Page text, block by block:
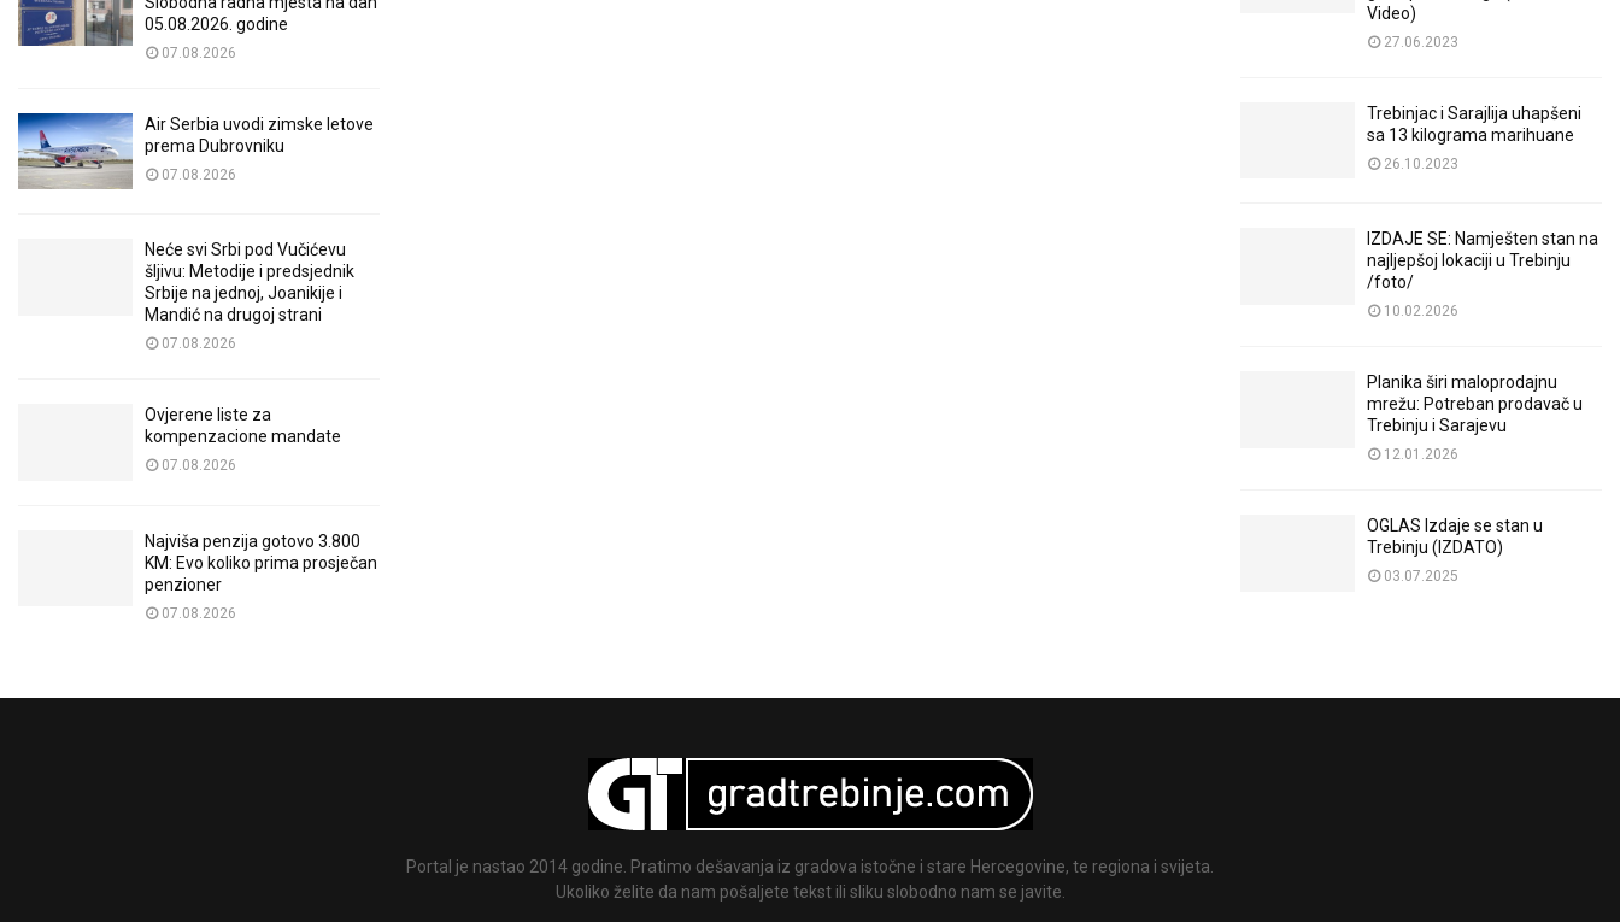
05.08.2026. godine
07.08.2026
Air Serbia uvodi zimske letove
prema Dubrovniku
07.08.2026
Neće svi Srbi pod Vučićevu
šljivu: Metodije i predsjednik
Srbije na jednoj, Joanikije i
Mandić na drugoj strani
07.08.2026
Ovjerene liste za
kompenzacione mandate
07.08.2026
Najviša penzija gotovo 3.800
KM: Evo koliko prima prosječan
penzioner
07.08.2026
Video)
27.06.2023
Trebinjac i Sarajlija uhapšeni
sa 13 kilograma marihuane
26.10.2023
IZDAJE SE: Namješten stan na
najljepšoj lokaciji u Trebinju
/foto/
10.02.2026
Planika širi maloprodajnu
mrežu: Potreban prodavač u
Trebinju i Sarajevu
12.01.2026
OGLAS Izdaje se stan u
Trebinju (IZDATO)
03.07.2025
Portal je nastao 2014 godine. Pratimo dešavanja iz gradova istočne i stare Hercegovine, te regiona i svijeta.
Ukoliko želite da nam pošaljete tekst ili sliku slobodno nam se javite.